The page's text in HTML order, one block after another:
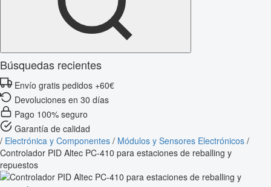
Búsquedas recientes
Envío gratis pedidos +60€
Devoluciones en 30 días
Pago 100% seguro
Garantía de calidad
/ Electrónica y Componentes / Módulos y Sensores Electrónicos /
Controlador PID Altec PC-410 para estaciones de reballing y
repuestos